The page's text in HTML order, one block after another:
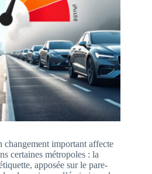
changement important affecte
certaines métropoles : la
apposée sur le pare-